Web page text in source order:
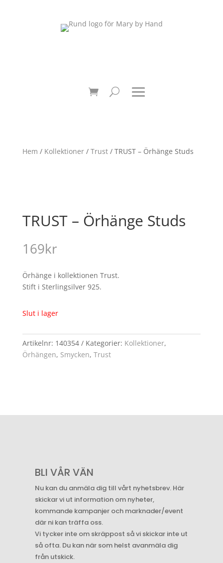
Hem / Kollektioner/ Trust/ TRUST – Örhänge Studs
TRUST – Örhänge Studs
169kr
Örhänge i kollektionen Trust.
Stift i Sterlingsilver 925.
Slut i lager
Artikelnr: 140354 Kategorier: Kollektioner,
Örhängen, Smycken, Trust
BLI VÅR VÄN
Nu kan du anmäla dig till vårt nyhetsbrev. Här
skickar vi ut information om nyheter,
kommande kampanjer och marknader/event
där ni kan träffa oss.
Vi tycker inte om skräppost så vi skickar inte ut
så ofta. Du kan när som helst avanmäla dig
från utskick.